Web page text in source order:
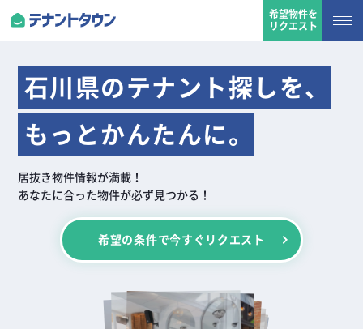
希望物件を
リクエスト
石川県のテナント探しを、
もっとかんたんに。
居抜き物件情報が満載！
あなたに合った物件が必ず見つかる！
希望の条件で今すぐリクエスト